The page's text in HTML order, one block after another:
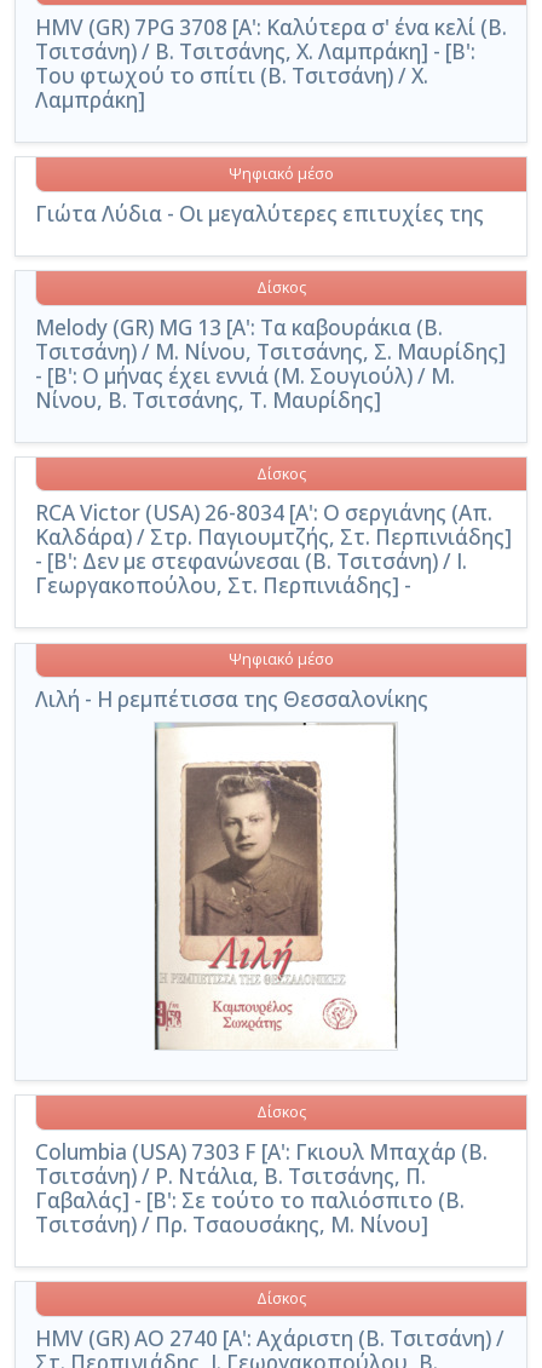
HMV (GR) 7PG 3708 [Α': Καλύτερα σ' ένα κελί (Β.
Τσιτσάνη) / Β. Τσιτσάνης, Χ. Λαμπράκη] - [Β':
Του φτωχού το σπίτι (Β. Τσιτσάνη) / Χ.
Λαμπράκη]
Γιώτα Λύδια - Οι μεγαλύτερες επιτυχίες της
Ψηφιακό μέσο
Melody (GR) MG 13 [Α': Τα καβουράκια (Β.
Τσιτσάνη) / Μ. Νίνου, Τσιτσάνης, Σ. Μαυρίδης]
- [Β': Ο μήνας έχει εννιά (Μ. Σουγιούλ) / Μ.
Νίνου, Β. Τσιτσάνης, Τ. Μαυρίδης]
Δίσκος
RCA Victor (USA) 26-8034 [Α': Ο σεργιάνης (Απ.
Καλδάρα) / Στρ. Παγιουμτζής, Στ. Περπινιάδης]
- [Β': Δεν με στεφανώνεσαι (Β. Τσιτσάνη) / Ι.
Γεωργακοπούλου, Στ. Περπινιάδης] -
Δίσκος
Λιλή - Η ρεμπέτισσα της Θεσσαλονίκης
Ψηφιακό μέσο
Columbia (USA) 7303 F [Α': Γκιουλ Μπαχάρ (Β.
Τσιτσάνη) / Ρ. Ντάλια, Β. Τσιτσάνης, Π.
Γαβαλάς] - [Β': Σε τούτο το παλιόσπιτο (Β.
Τσιτσάνη) / Πρ. Τσαουσάκης, Μ. Νίνου]
Δίσκος
HMV (GR) AO 2740 [Α': Αχάριστη (Β. Τσιτσάνη) /
Στ. Περπινιάδης, Ι. Γεωργακοπούλου, Β.
Δίσκος